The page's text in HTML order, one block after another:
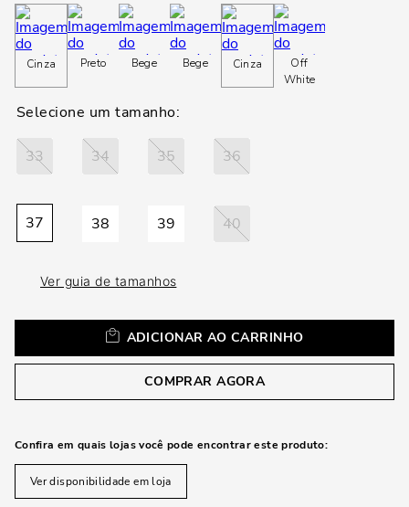
Cinza Preto Bege Bege Cinza
Off
White
33 34 35 36
37 38 39 40
Ver guia de tamanhos
ADICIONAR AO CARRINHO
COMPRAR AGORA
Confira em quais lojas você pode encontrar este produto:
Ver disponibilidade em loja